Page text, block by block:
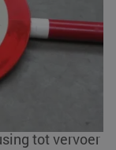
: in- en
of fiscale
een
tot vervoer